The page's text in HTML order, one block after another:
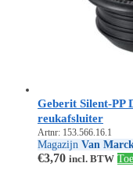
Geberit Silent-PP
reukafsluiter
Artnr: 153.566.16.1
Magazijn Van
€3,70 incl. BTW